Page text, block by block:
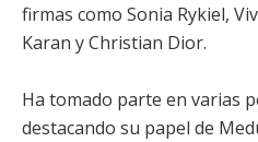
firmas como Sonia Rykiel,
Karan y Christian Dior.
Ha tomado parte en varias
destacando su papel de